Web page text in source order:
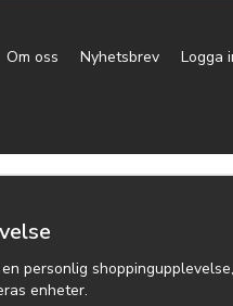
Om oss Nyhetsbrev Logga
personlig
enheter.